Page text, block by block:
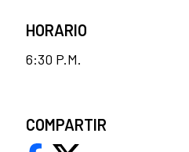
HORARIO
6:30 P.M.
COMPARTIR